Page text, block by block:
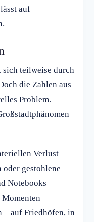
auf
sich teilweise durch
die Zahlen aus
Problem.
Verlust
oder gestohlene
Notebooks
– auf Friedhöfen, in